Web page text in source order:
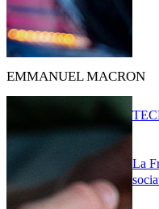
EMMANUEL MACRON
La